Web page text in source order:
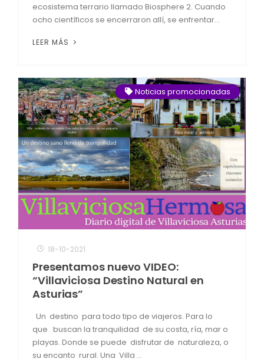
ecosistema terrario llamado Biosphere 2. Cuando
ocho científicos se encerraron allí, se enfrentar...
LEER MÁS
Noticias promocionadas
18-10-2021
Presentamos nuevo VIDEO:
“Villaviciosa Destino Natural en
Asturias”
Un destino para todo tipo de viajeros. Para lo
que buscan la tranquilidad de su costa, ría, mar o
playas. Donde se puede disfrutar de naturaleza, o
su encanto rural. Una Villa ...